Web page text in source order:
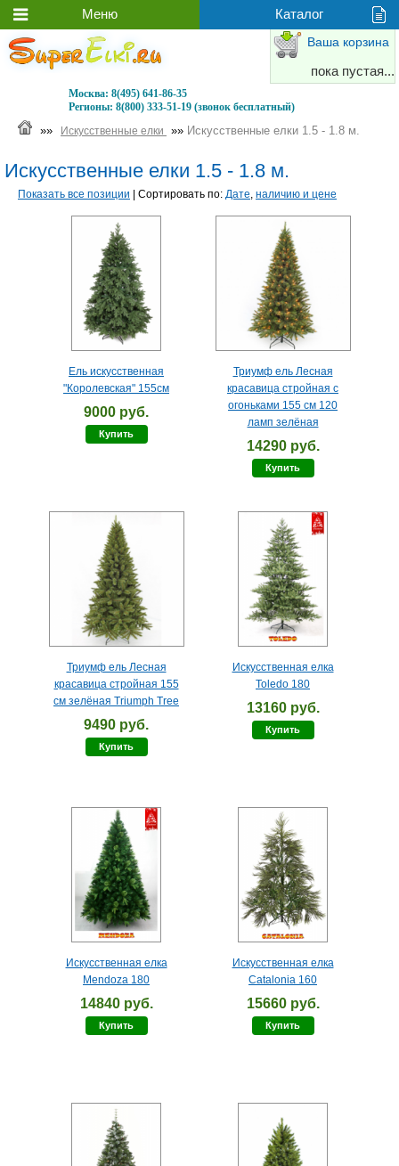
Москва: 8(495) 641-86-35
Регионы: 8(800) 333-51-19 (звонок бесплатный)
Ваша корзина
пока пустая...
»» Искусственные елки »» Искусственные елки 1.5 - 1.8 м.
Искусственные елки 1.5 - 1.8 м.
Показать все позиции | Сортировать по: Дате, наличию и цене
Ель искусственная
"Королевская" 155см
9000 руб.
Купить
Триумф ель Лесная
красавица стройная с
огоньками 155 см 120
ламп зелёная
14290 руб.
Купить
Триумф ель Лесная
красавица стройная 155
см зелёная Triumph Tree
9490 руб.
Купить
Искусственная елка
Toledo 180
13160 руб.
Купить
Искусственная елка
Mendoza 180
14840 руб.
Купить
Искусственная елка
Catalonia 160
15660 руб.
Купить